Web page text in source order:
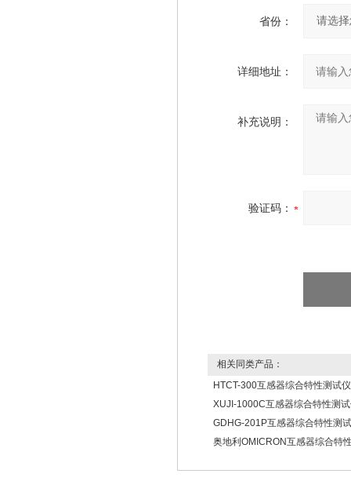
省份：
详细地址：
补充说明：
验证码：
相关同类产品：
HTCT-300互感器综合特性测试仪
XUJI-1000C互感器综合特性测
GDHG-201P互感器综合特性测
奥地利OMICRON互感器综合特